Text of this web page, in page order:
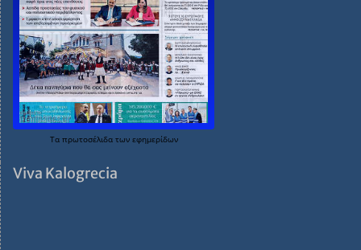
Τα πρωτοσέλιδα των εφημερίδων
Viva Kalogrecia